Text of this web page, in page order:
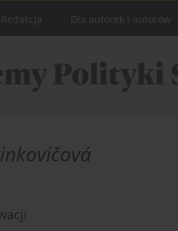
Redakcja Dla autorek i autorów